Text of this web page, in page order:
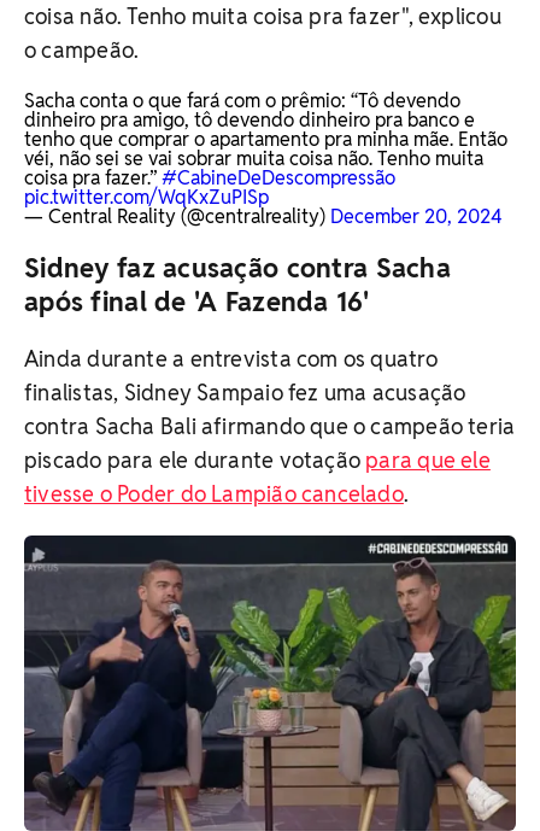
coisa não. Tenho muita coisa pra fazer", explicou
o campeão.
Sacha conta o que fará com o prêmio: “Tô devendo
dinheiro pra amigo, tô devendo dinheiro pra banco e
tenho que comprar o apartamento pra minha mãe. Então
véi, não sei se vai sobrar muita coisa não. Tenho muita
coisa pra fazer.”#CabineDeDescompressão
pic.twitter.com/WqKxZuPISp
— Central Reality (@centralreality) December 20, 2024
Sidney faz acusação contra Sacha
após final de 'A Fazenda 16'
Ainda durante a entrevista com os quatro
finalistas, Sidney Sampaio fez uma acusação
contra Sacha Bali afirmando que o campeão teria
piscado para ele durante votação para que ele
tivesse o Poder do Lampião cancelado.